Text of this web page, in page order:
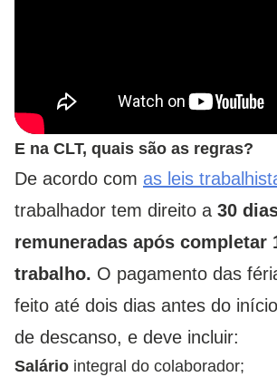
E na CLT, quais são as regras?
De acordo com as leis
trabalhador tem direito a 30
remuneradas após completar
trabalho. O pagamento das
feito até dois dias antes do
de descanso, e deve incluir:
Salário integral do colaborador;